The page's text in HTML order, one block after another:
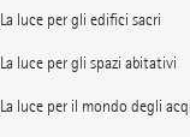
La luce per gli edifici sacri
La luce per gli spazi abitativi
La luce per il mondo degli